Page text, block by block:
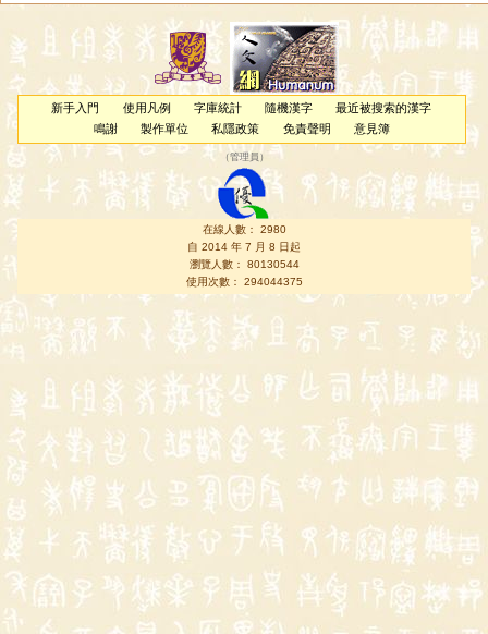
新手入門 使用凡例 字庫統計 隨機漢字
最近被搜索的漢字
鳴謝
製作單位 私隱政策 免責聲明 意見簿
（管理員 ）
在線人數： 2980
自 2014 年 7 月 8 日起
瀏覽人數： 80130544
使用次數： 294044375